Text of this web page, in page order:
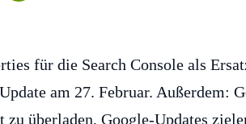
für die Search Console als
am 27. Februar. Außerdem:
überladen, Google-Updates